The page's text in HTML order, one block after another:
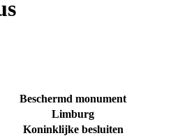
Beschermd monument
Limburg
Koninklijke besluiten